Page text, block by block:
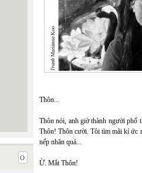
Thôn...
Thôn nói, anh giờ thành người phố
Thôn! Thôn cười. Tôi tìm mãi kí ức
nếp nhăn quá...
Ừ. Mắt Thôn!